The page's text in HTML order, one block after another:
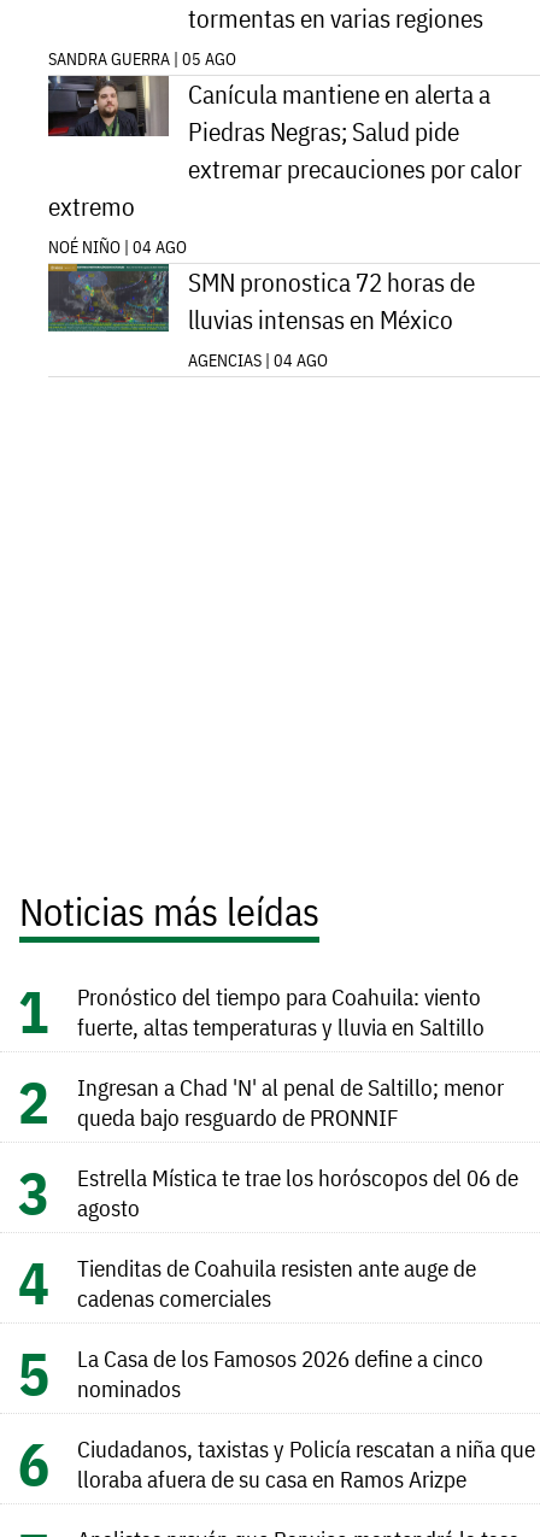
tormentas en varias regiones
SANDRA GUERRA | 05 AGO
Canícula mantiene en alerta a
Piedras Negras; Salud pide
extremar precauciones por calor
extremo
NOÉ NIÑO | 04 AGO
SMN pronostica 72 horas de
lluvias intensas en México
AGENCIAS | 04 AGO
Noticias más leídas
Pronóstico del tiempo para Coahuila: viento
fuerte, altas temperaturas y lluvia en Saltillo
Ingresan a Chad 'N' al penal de Saltillo; menor
queda bajo resguardo de PRONNIF
Estrella Mística te trae los horóscopos del 06 de
agosto
Tienditas de Coahuila resisten ante auge de
cadenas comerciales
La Casa de los Famosos 2026 define a cinco
nominados
Ciudadanos, taxistas y Policía rescatan a niña que
lloraba afuera de su casa en Ramos Arizpe